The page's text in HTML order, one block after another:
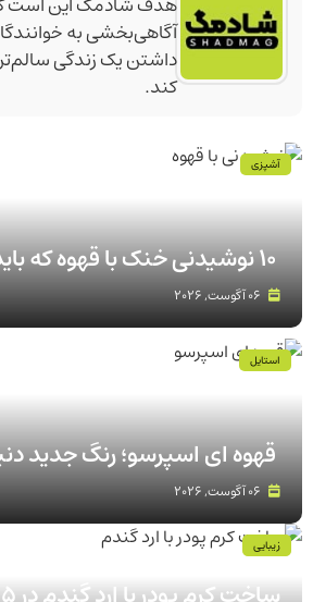
آگاهی‌بخشی به
داشتن یک زندگی
کند.
۱۰ نوشیدنی خنک با قهوه که باید امتحان کنید
آشپزی
قهوه‌ ای اسپرسو؛ رنگ جدید
استایل
زیبایی